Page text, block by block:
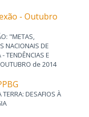
- Outubro
"METAS,
NACIONAIS DE
TENDÊNCIAS E
de 2014
DESAFIOS À